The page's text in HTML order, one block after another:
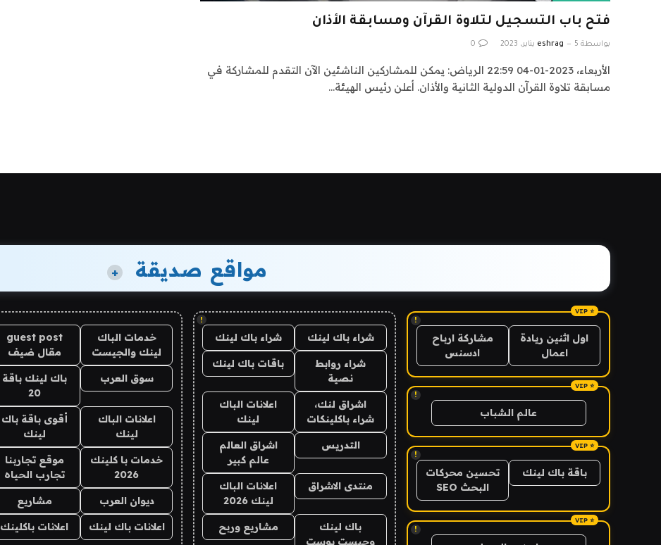
فتح باب التسجيل لتلاوة القرآن ومسابقة الأذان
بواسطة eshrag 5 يناير، 2023 0
الأربعاء، 2023-01-04 22:59 الرياض: يمكن للمشاركين الناشئين الآن التقدم للمشاركة في
مسابقة تلاوة القرآن الدولية الثانية والأذان. أعلن رئيس الهيئة…
مواقع صديقة +
!
اول اثنين ريادة
اعمال
مشاركة ارباح
ادسنس
!
عالم الشباب
!
باقة باك لينك
تحسين محركات
البحث SEO
!
!
شراء باك لينك شراء باك لينك
شراء روابط
نصية
باقات باك لينك
اشراق لنك،
شراء باكلينكات
اعلانات الباك
لينك
التدريس
اشراق العالم
عالم كبير
منتدى الاشراق
اعلانات الباك
لينك 2026
باك لينك
وجيست بوست
مشاريع وربح
خدمات الباك
لينك والجيست
guest post
مقال ضيف
سوق العرب
باك لينك باقة
20
اعلانات الباك
لينك
أقوى باقة باك
لينك
خدمات با كلينك
2026
موقع تجاربنا
تجارب الحياه
ديوان العرب مشاريع
اعلانات باك لينك اعلانات باكلينك